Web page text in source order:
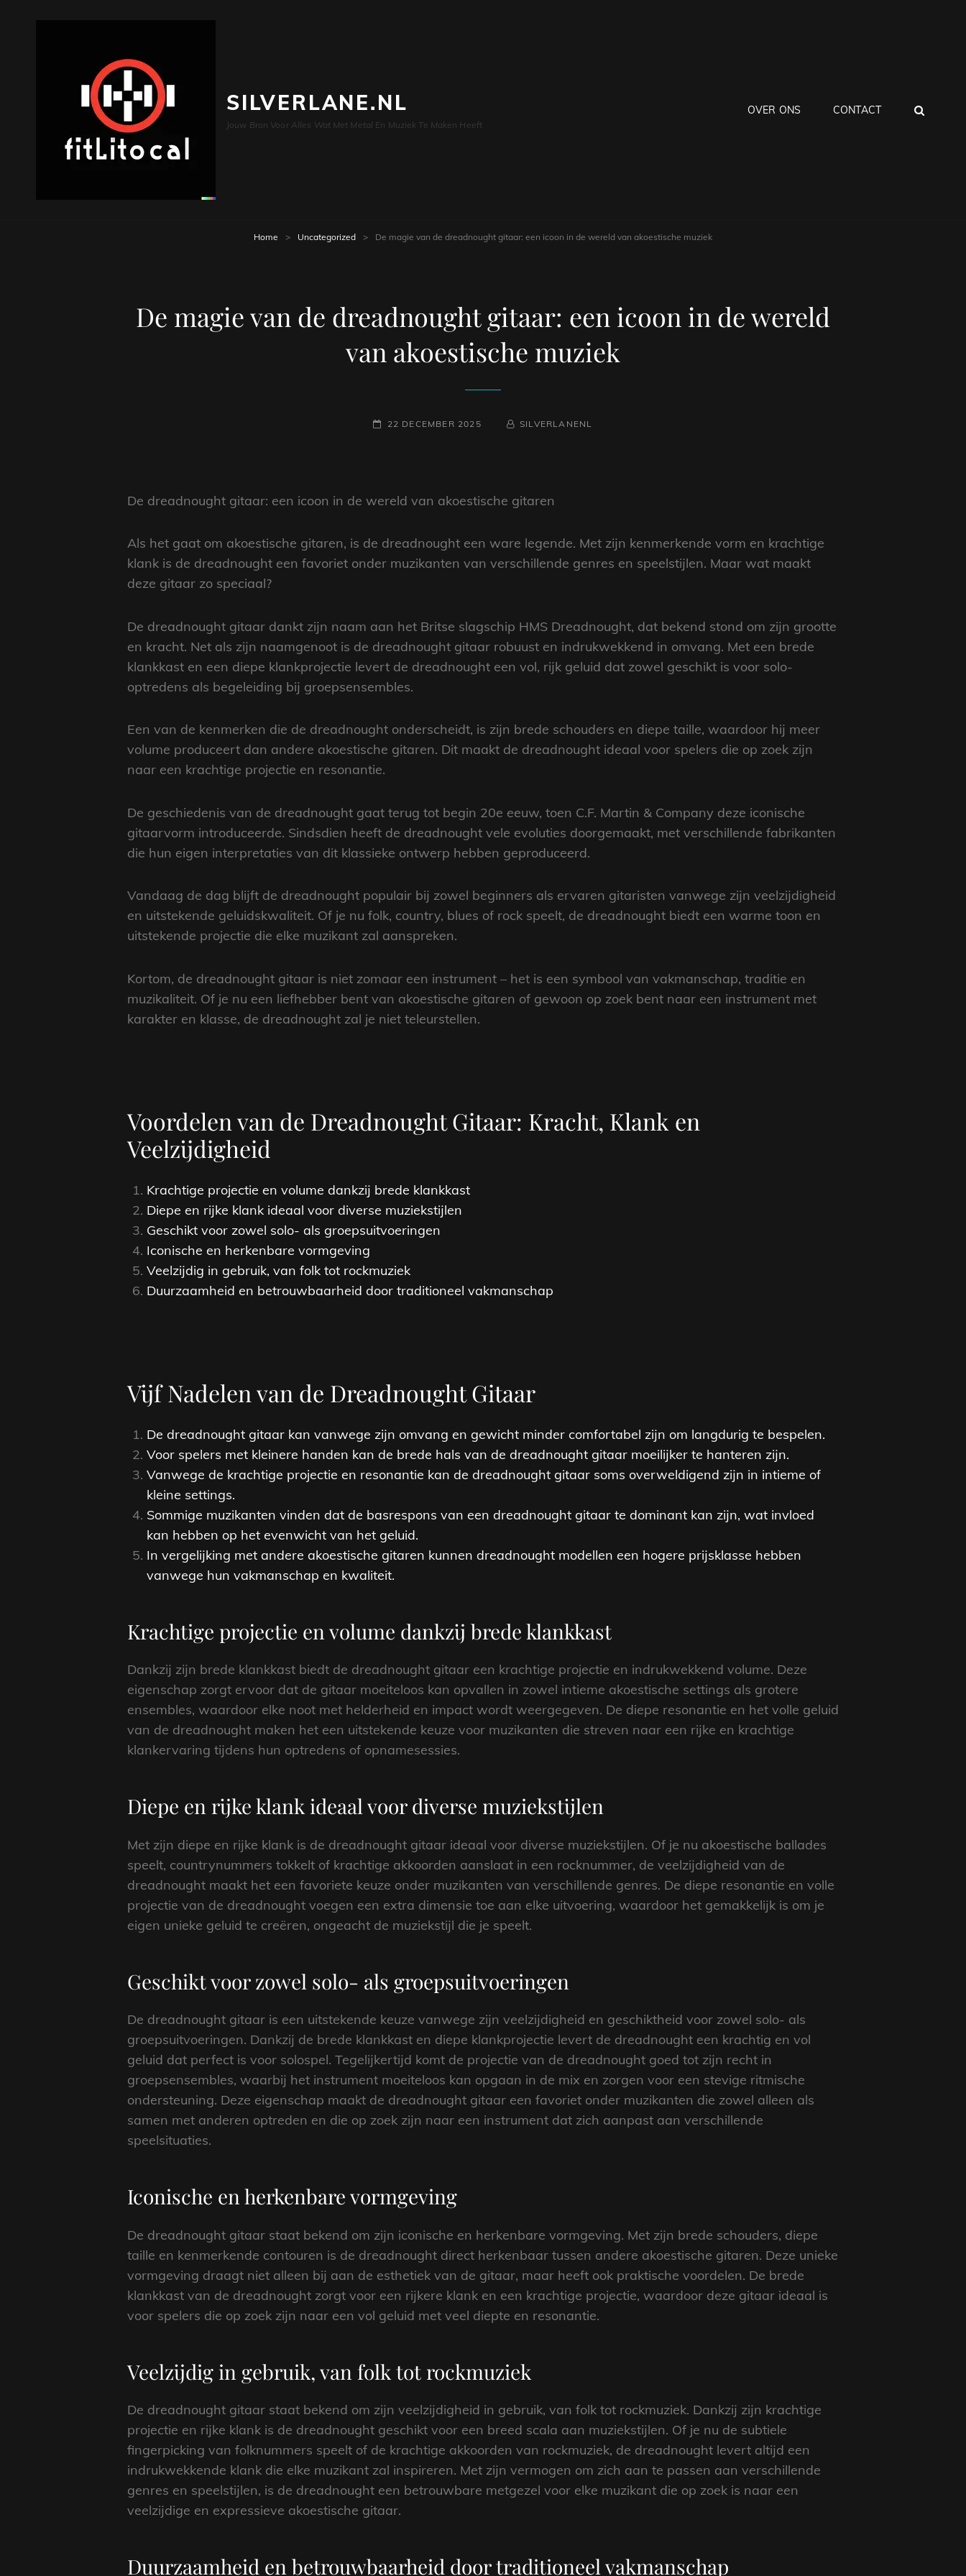
SILVERLANE.NL
Jouw Bron Voor Alles Wat Met Metal En Muziek Te Maken Heeft
OVER ONS CONTACT
Home > Uncategorized > De magie van de dreadnought gitaar: een icoon in de wereld van akoestische muziek
De magie van de dreadnought gitaar: een icoon in de wereld
van akoestische muziek
GEPLAATST
22 DECEMBER 2025 NAAMREGEL
BYLINE
SILVERLANENL
De dreadnought gitaar: een icoon in de wereld van akoestische gitaren
Als het gaat om akoestische gitaren, is de dreadnought een ware legende. Met zijn kenmerkende vorm en krachtige
klank is de dreadnought een favoriet onder muzikanten van verschillende genres en speelstijlen. Maar wat maakt
deze gitaar zo speciaal?
De dreadnought gitaar dankt zijn naam aan het Britse slagschip HMS Dreadnought, dat bekend stond om zijn grootte
en kracht. Net als zijn naamgenoot is de dreadnought gitaar robuust en indrukwekkend in omvang. Met een brede
klankkast en een diepe klankprojectie levert de dreadnought een vol, rijk geluid dat zowel geschikt is voor solo-
optredens als begeleiding bij groepsensembles.
Een van de kenmerken die de dreadnought onderscheidt, is zijn brede schouders en diepe taille, waardoor hij meer
volume produceert dan andere akoestische gitaren. Dit maakt de dreadnought ideaal voor spelers die op zoek zijn
naar een krachtige projectie en resonantie.
De geschiedenis van de dreadnought gaat terug tot begin 20e eeuw, toen C.F. Martin & Company deze iconische
gitaarvorm introduceerde. Sindsdien heeft de dreadnought vele evoluties doorgemaakt, met verschillende fabrikanten
die hun eigen interpretaties van dit klassieke ontwerp hebben geproduceerd.
Vandaag de dag blijft de dreadnought populair bij zowel beginners als ervaren gitaristen vanwege zijn veelzijdigheid
en uitstekende geluidskwaliteit. Of je nu folk, country, blues of rock speelt, de dreadnought biedt een warme toon en
uitstekende projectie die elke muzikant zal aanspreken.
Kortom, de dreadnought gitaar is niet zomaar een instrument – het is een symbool van vakmanschap, traditie en
muzikaliteit. Of je nu een liefhebber bent van akoestische gitaren of gewoon op zoek bent naar een instrument met
karakter en klasse, de dreadnought zal je niet teleurstellen.
Voordelen van de Dreadnought Gitaar: Kracht, Klank en
Veelzijdigheid
Krachtige projectie en volume dankzij brede klankkast
Diepe en rijke klank ideaal voor diverse muziekstijlen
Geschikt voor zowel solo- als groepsuitvoeringen
Iconische en herkenbare vormgeving
Veelzijdig in gebruik, van folk tot rockmuziek
Duurzaamheid en betrouwbaarheid door traditioneel vakmanschap
Vijf Nadelen van de Dreadnought Gitaar
De dreadnought gitaar kan vanwege zijn omvang en gewicht minder comfortabel zijn om langdurig te bespelen.
Voor spelers met kleinere handen kan de brede hals van de dreadnought gitaar moeilijker te hanteren zijn.
Vanwege de krachtige projectie en resonantie kan de dreadnought gitaar soms overweldigend zijn in intieme of
kleine settings.
Sommige muzikanten vinden dat de basrespons van een dreadnought gitaar te dominant kan zijn, wat invloed
kan hebben op het evenwicht van het geluid.
In vergelijking met andere akoestische gitaren kunnen dreadnought modellen een hogere prijsklasse hebben
vanwege hun vakmanschap en kwaliteit.
Krachtige projectie en volume dankzij brede klankkast
Dankzij zijn brede klankkast biedt de dreadnought gitaar een krachtige projectie en indrukwekkend volume. Deze
eigenschap zorgt ervoor dat de gitaar moeiteloos kan opvallen in zowel intieme akoestische settings als grotere
ensembles, waardoor elke noot met helderheid en impact wordt weergegeven. De diepe resonantie en het volle geluid
van de dreadnought maken het een uitstekende keuze voor muzikanten die streven naar een rijke en krachtige
klankervaring tijdens hun optredens of opnamesessies.
Diepe en rijke klank ideaal voor diverse muziekstijlen
Met zijn diepe en rijke klank is de dreadnought gitaar ideaal voor diverse muziekstijlen. Of je nu akoestische ballades
speelt, countrynummers tokkelt of krachtige akkoorden aanslaat in een rocknummer, de veelzijdigheid van de
dreadnought maakt het een favoriete keuze onder muzikanten van verschillende genres. De diepe resonantie en volle
projectie van de dreadnought voegen een extra dimensie toe aan elke uitvoering, waardoor het gemakkelijk is om je
eigen unieke geluid te creëren, ongeacht de muziekstijl die je speelt.
Geschikt voor zowel solo- als groepsuitvoeringen
De dreadnought gitaar is een uitstekende keuze vanwege zijn veelzijdigheid en geschiktheid voor zowel solo- als
groepsuitvoeringen. Dankzij de brede klankkast en diepe klankprojectie levert de dreadnought een krachtig en vol
geluid dat perfect is voor solospel. Tegelijkertijd komt de projectie van de dreadnought goed tot zijn recht in
groepsensembles, waarbij het instrument moeiteloos kan opgaan in de mix en zorgen voor een stevige ritmische
ondersteuning. Deze eigenschap maakt de dreadnought gitaar een favoriet onder muzikanten die zowel alleen als
samen met anderen optreden en die op zoek zijn naar een instrument dat zich aanpast aan verschillende
speelsituaties.
Iconische en herkenbare vormgeving
De dreadnought gitaar staat bekend om zijn iconische en herkenbare vormgeving. Met zijn brede schouders, diepe
taille en kenmerkende contouren is de dreadnought direct herkenbaar tussen andere akoestische gitaren. Deze unieke
vormgeving draagt niet alleen bij aan de esthetiek van de gitaar, maar heeft ook praktische voordelen. De brede
klankkast van de dreadnought zorgt voor een rijkere klank en een krachtige projectie, waardoor deze gitaar ideaal is
voor spelers die op zoek zijn naar een vol geluid met veel diepte en resonantie.
Veelzijdig in gebruik, van folk tot rockmuziek
De dreadnought gitaar staat bekend om zijn veelzijdigheid in gebruik, van folk tot rockmuziek. Dankzij zijn krachtige
projectie en rijke klank is de dreadnought geschikt voor een breed scala aan muziekstijlen. Of je nu de subtiele
fingerpicking van folknummers speelt of de krachtige akkoorden van rockmuziek, de dreadnought levert altijd een
indrukwekkende klank die elke muzikant zal inspireren. Met zijn vermogen om zich aan te passen aan verschillende
genres en speelstijlen, is de dreadnought een betrouwbare metgezel voor elke muzikant die op zoek is naar een
veelzijdige en expressieve akoestische gitaar.
Duurzaamheid en betrouwbaarheid door traditioneel vakmanschap